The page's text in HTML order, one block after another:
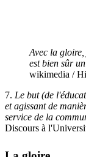
Avec la
est bien sûr
wikimedia /
7. Le but (de
et agissant de
service de la
Discours à